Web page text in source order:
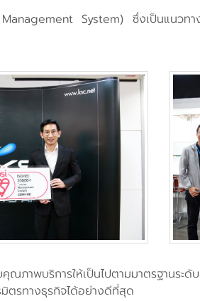
System) ซึ่งเป็นแนวทา
ภาพบริการให้เป็นไปตามมาตรฐานร
ตรทางธุรกิจได้อย่างดีที่สุด